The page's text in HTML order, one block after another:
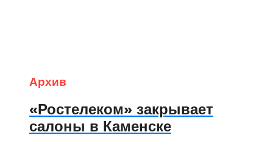
Архив
«Ростелеком» закрывает
салоны в Каменске